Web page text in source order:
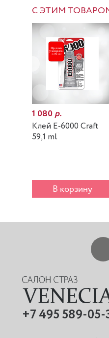
С ЭТИМ
1 080р.
Клей E-6000 Craft
59,1 ml
В корзину
+7 495 589-05-